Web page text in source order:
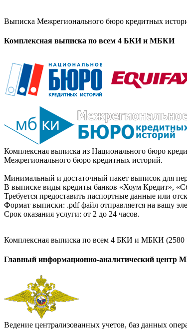
Выписка Межрегионального бюро кредитных
Комплексная выписка по всем 4 БКИ и МБКИ
Комплексная выписка из Национального бюро
Межрегионального бюро кредитных историй.
Минимальный и достаточный пакет выписок для
В выписке виды кредиты банков «Хоум Кредит»,
Требуется предоставить паспортные данные или
Формат выписки: .pdf файл отправляется на вашу
Срок оказания услуги: от 2 до 24 часов.
Комплексная выписка по всем 4 БКИ и МБКИ (2580
Главный информационно-аналитический центр
Ведение централизованных учетов, баз данных